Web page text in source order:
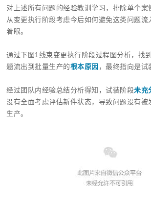
对上述所有问题的经验教训学习，排除单个案
从变更执行阶段考虑今后如何避免这类问题流
着眼。
通过下图1线束变更执行阶段过程图分析，找
题流出到批量生产的根本原因 ，最终指向是试
经过团队内经验总结分析得知，试装阶段未充
没有全面考虑评估新件状态，导致问题没有被
生产。